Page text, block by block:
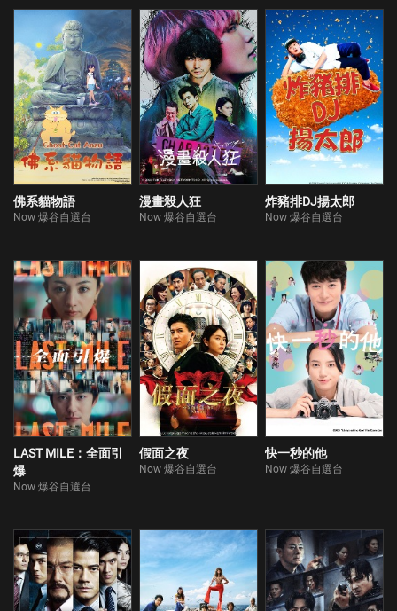
佛系貓物語
Now 爆谷自選台
漫畫殺人狂
Now 爆谷自選台
炸豬排DJ揚太郎
Now 爆谷自選台
LAST MILE：全面引
爆
Now 爆谷自選台
假面之夜
Now 爆谷自選台
快一秒的他
Now 爆谷自選台